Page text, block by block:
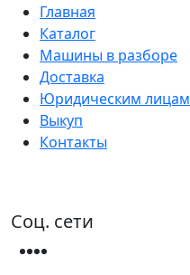
Главная
Каталог
Машины в разборе
Доставка
Юридическим лицам
Выкуп
Контакты
Соц. сети